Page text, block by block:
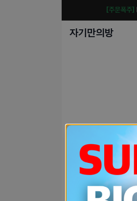
[주문폭주]
자기만의방